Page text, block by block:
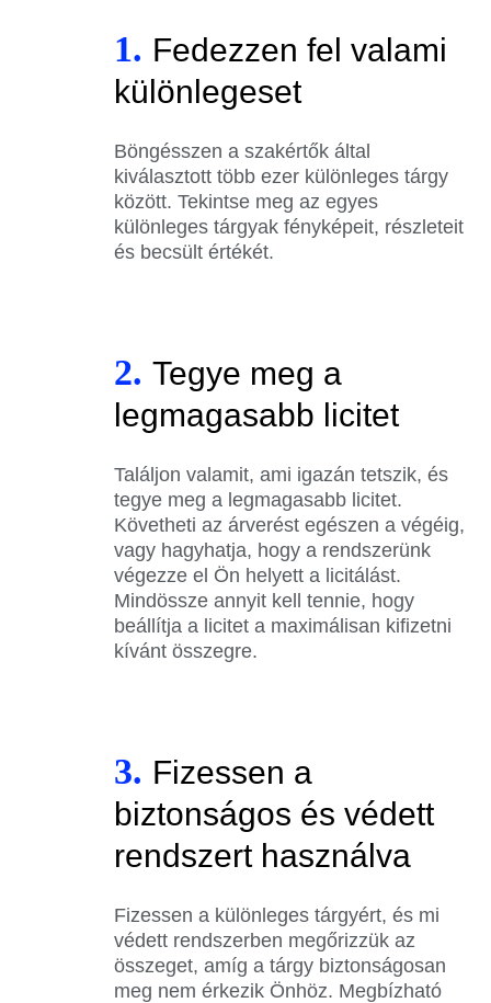
1. Fedezzen fel valami
különlegeset
Böngésszen a szakértők által
kiválasztott több ezer különleges tárgy
között. Tekintse meg az egyes
különleges tárgyak fényképeit, részleteit
és becsült értékét.
2. Tegye meg a
legmagasabb licitet
Találjon valamit, ami igazán tetszik, és
tegye meg a legmagasabb licitet.
Követheti az árverést egészen a végéig,
vagy hagyhatja, hogy a rendszerünk
végezze el Ön helyett a licitálást.
Mindössze annyit kell tennie, hogy
beállítja a licitet a maximálisan kifizetni
kívánt összegre.
3. Fizessen a
biztonságos és védett
rendszert használva
Fizessen a különleges tárgyért, és mi
védett rendszerben megőrizzük az
összeget, amíg a tárgy biztonságosan
meg nem érkezik Önhöz. Megbízható